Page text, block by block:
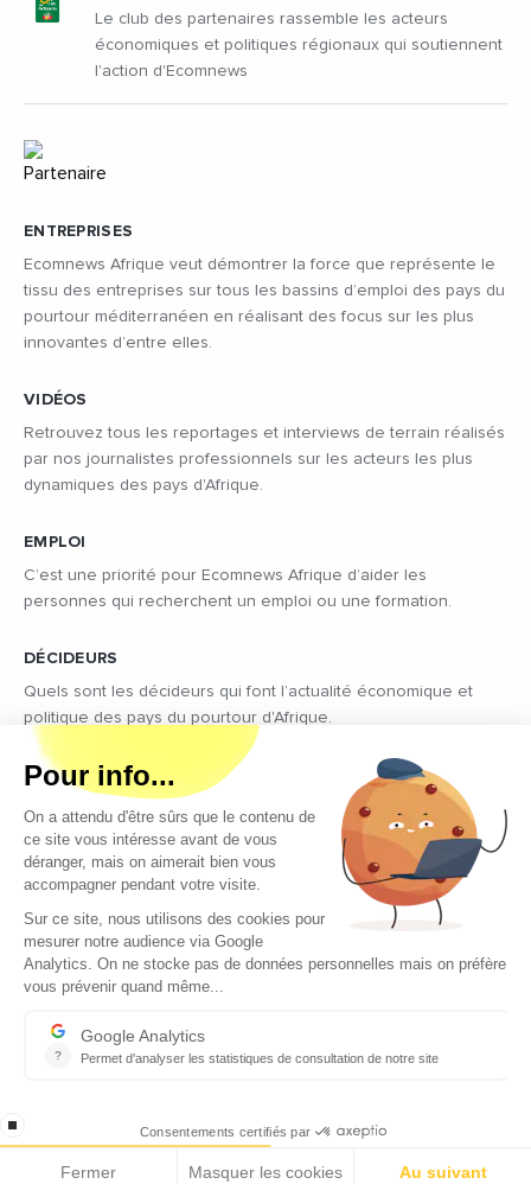
ENTREPRISES
Ecomnews Afrique veut démontrer la force que représente le
tissu des entreprises sur tous les bassins d’emploi des pays du
pourtour méditerranéen en réalisant des focus sur les plus
innovantes d’entre elles.
VIDÉOS
Retrouvez tous les reportages et interviews de terrain réalisés
par nos journalistes professionnels sur les acteurs les plus
dynamiques des pays d'Afrique.
EMPLOI
C’est une priorité pour Ecomnews Afrique d’aider les
personnes qui recherchent un emploi ou une formation.
DÉCIDEURS
Quels sont les décideurs qui font l’actualité économique et
politique des pays du pourtour d'Afrique.
Le club des partenaires rassemble les acteurs
économiques et politiques régionaux qui soutiennent
l'action d'Ecomnews
Copyright © 2026 - Tous droits réservés
Qui sommes-nous ?
Contact